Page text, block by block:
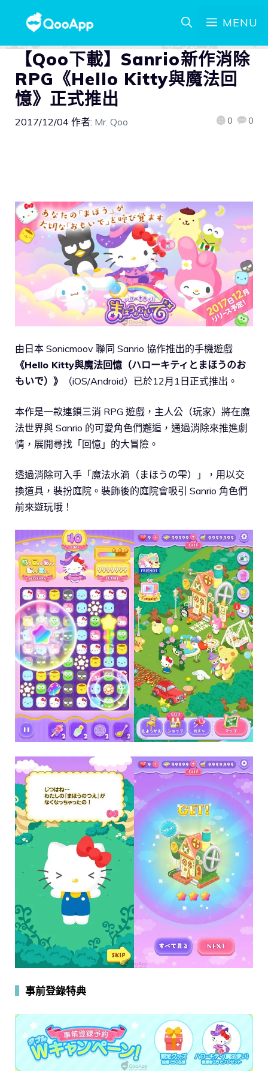
MENU
【Qoo下載】Sanrio新作消除
RPG《Hello Kitty與魔法回
憶》正式推出
2017/12/04 作者: Mr. Qoo 0 0
由日本 Sonicmoov 聯同 Sanrio 協作推出的手機遊戲
《Hello Kitty與魔法回憶（ハローキティとまほうのお
もいで）》
（iOS/Android）已於12月1日正式推出。
本作是一款連鎖三消 RPG 遊戲，主人公（玩家）將在魔
法世界與 Sanrio 的可愛角色們邂逅，通過消除來推進劇
情，展開尋找「回憶」的大冒險。
透過消除可入手「魔法水滴（まほうの雫）」，用以交
換道具，裝扮庭院。裝飾後的庭院會吸引 Sanrio 角色們
前來遊玩哦！
事前登錄特典